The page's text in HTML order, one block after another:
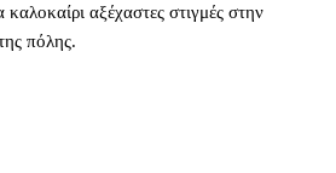
αξέχαστες στιγμές στην
πόλης.